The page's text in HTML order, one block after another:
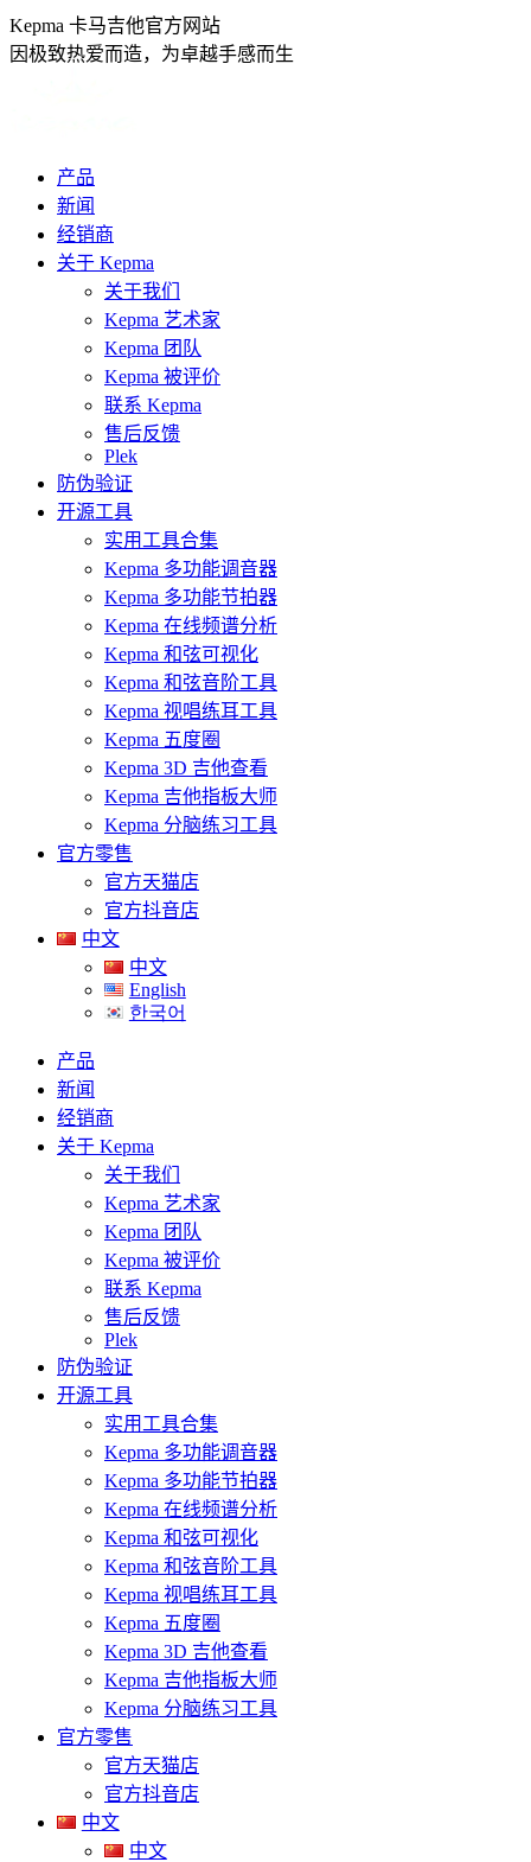
跳
转
Kepma 卡马吉他官方网站
因极致热爱而造，为卓越手感而生
产品
新闻
经销商
关于 Kepma
关于我们
Kepma 艺术家
Kepma 团队
Kepma 被评价
联系 Kepma
售后反馈
Plek
防伪验证
开源工具
实用工具合集
Kepma 多功能调音器
Kepma 多功能节拍器
Kepma 在线频谱分析
Kepma 和弦可视化
Kepma 和弦音阶工具
Kepma 视唱练耳工具
Kepma 五度圈
Kepma 3D 吉他查看
Kepma 吉他指板大师
Kepma 分脑练习工具
官方零售
官方天猫店
官方抖音店
中文
中文
English
한국어
产品
新闻
经销商
关于 Kepma
关于我们
Kepma 艺术家
Kepma 团队
Kepma 被评价
联系 Kepma
售后反馈
Plek
防伪验证
开源工具
实用工具合集
Kepma 多功能调音器
Kepma 多功能节拍器
Kepma 在线频谱分析
Kepma 和弦可视化
Kepma 和弦音阶工具
Kepma 视唱练耳工具
Kepma 五度圈
Kepma 3D 吉他查看
Kepma 吉他指板大师
Kepma 分脑练习工具
官方零售
官方天猫店
官方抖音店
中文
中文